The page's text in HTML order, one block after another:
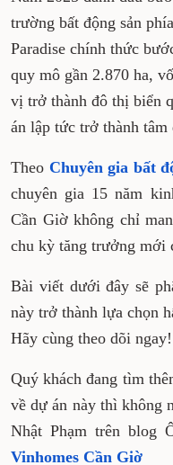
TNĐT 15:52, 02/10/
Năm 2025 đánh
thị trường bất động
Vinhomes Green
vốn đầu tư hơn 10
đô thị biển quốc tế
lập tức trở thành
Nhật Phạm,
nhận định,
tính biểu tượng
trưởng mới cho bất
Bài viết dưới đây
khiến dự án này